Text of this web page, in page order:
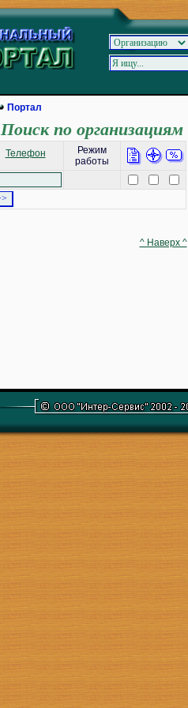
Портал
Поиск по организациям
Телефон
Режим
работы
^ Наверх ^